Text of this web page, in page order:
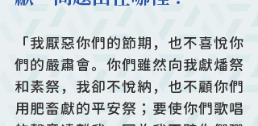
「我厭惡你們的節期，也不喜悅你
們的嚴肅會。你們雖然向我獻燔祭
和素祭，我卻不悅納，也不顧你們
用肥畜獻的平安祭；要使你們歌唱